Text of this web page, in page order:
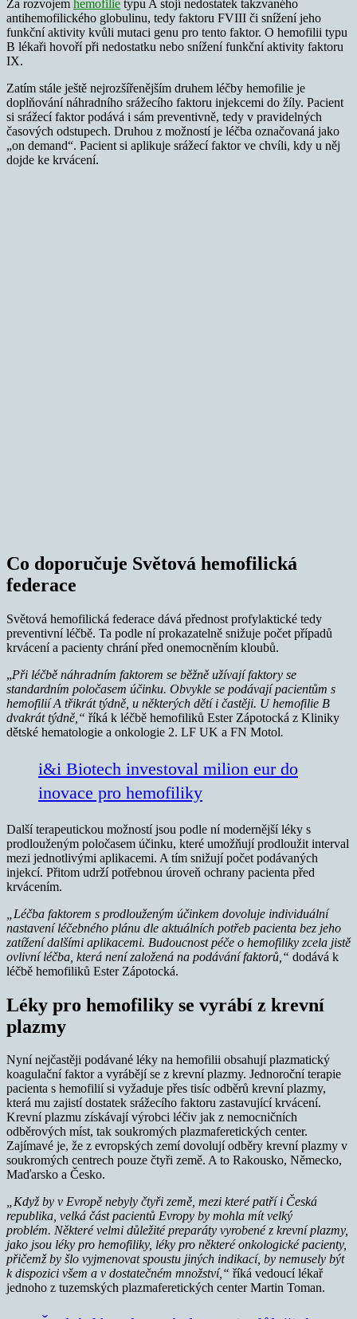
Za rozvojem hemofilie typu A stojí nedostatek takzvaného
antihemofilického globulinu, tedy faktoru FVIII či snížení jeho
funkční aktivity kvůli mutaci genu pro tento faktor. O hemofilii typu
B lékaři hovoří při nedostatku nebo snížení funkční aktivity faktoru
IX.
Zatím stále ještě nejrozšířenějším druhem léčby hemofilie je
doplňování náhradního srážecího faktoru injekcemi do žíly. Pacient
si srážecí faktor podává i sám preventivně, tedy v pravidelných
časových odstupech. Druhou z možností je léčba označovaná jako
„on demand“. Pacient si aplikuje srážecí faktor ve chvíli, kdy u něj
dojde ke krvácení.
Co doporučuje Světová hemofilická
federace
Světová hemofilická federace dává přednost profylaktické tedy
preventivní léčbě. Ta podle ní prokazatelně snižuje počet případů
krvácení a pacienty chrání před onemocněním kloubů.
„Při léčbě náhradním faktorem se běžně užívají faktory se
standardním poločasem účinku. Obvykle se podávají pacientům s
hemofilií A třikrát týdně, u některých dětí i častěji. U hemofilie B
dvakrát týdně,“ říká k léčbě hemofiliků Ester Zápotocká z Kliniky
dětské hematologie a onkologie 2. LF UK a FN Motol.
i&i Biotech investoval milion eur do
inovace pro hemofiliky
Další terapeutickou možností jsou podle ní modernější léky s
prodlouženým poločasem účinku, které umožňují prodloužit interval
mezi jednotlivými aplikacemi. A tím snižují počet podávaných
injekcí. Přitom udrží potřebnou úroveň ochrany pacienta před
krvácením.
„Léčba faktorem s prodlouženým účinkem dovoluje individuální
nastavení léčebného plánu dle aktuálních potřeb pacienta bez jeho
zatížení dalšími aplikacemi. Budoucnost péče o hemofiliky zcela jistě
ovlivní léčba, která není založená na podávání faktorů,“ dodává k
léčbě hemofiliků Ester Zápotocká.
Léky pro hemofiliky se vyrábí z krevní
plazmy
Nyní nejčastěji podávané léky na hemofilii obsahují plazmatický
koagulační faktor a vyrábějí se z krevní plazmy. Jednoroční terapie
pacienta s hemofilií si vyžaduje přes tisíc odběrů krevní plazmy,
která mu zajistí dostatek srážecího faktoru zastavující krvácení.
Krevní plazmu získávají výrobci léčiv jak z nemocničních
odběrových míst, tak soukromých plazmaferetických center.
Zajímavé je, že z evropských zemí dovolují odběry krevní plazmy v
soukromých centrech pouze čtyři země. A to Rakousko, Německo,
Maďarsko a Česko.
„Když by v Evropě nebyly čtyři země, mezi které patří i Česká
republika, velká část pacientů Evropy by mohla mít velký
problém. Některé velmi důležité preparáty vyrobené z krevní plazmy,
jako jsou léky pro hemofiliky, léky pro některé onkologické pacienty,
přičemž by šlo vyjmenovat spoustu jiných indikací, by nemusely být
k dispozici všem a v dostatečném množství,“ říká vedoucí lékař
jednoho z tuzemských plazmaferetických center Martin Toman.